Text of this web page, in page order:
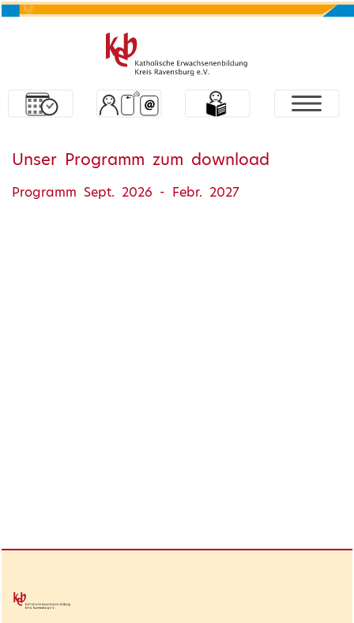
Unser Programm zum download
Programm Sept. 2026 - Febr. 2027